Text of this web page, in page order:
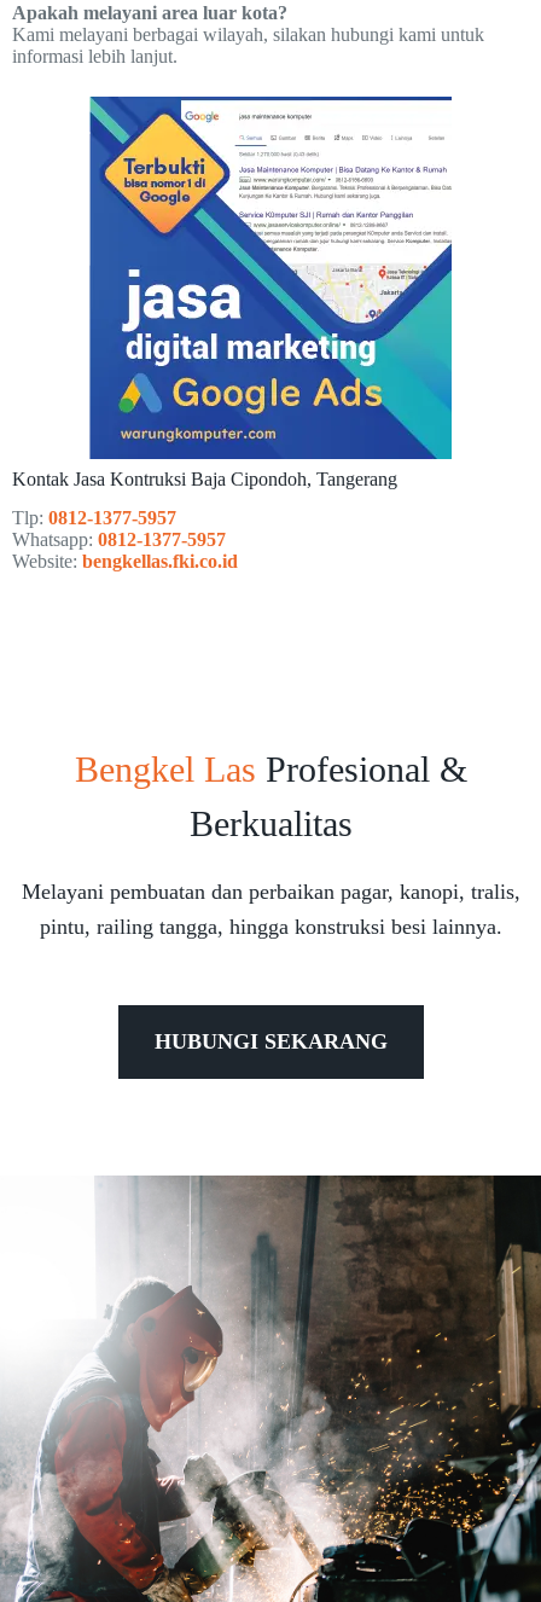
Apakah melayani area luar kota?
Kami melayani berbagai wilayah, silakan hubungi kami untuk
informasi lebih lanjut.
Kontak Jasa Kontruksi Baja Cipondoh, Tangerang
Tlp: 0812-1377-5957
Whatsapp: 0812-1377-5957
Website: bengkellas.fki.co.id
Bengkel Las Profesional &
Berkualitas
Melayani pembuatan dan perbaikan pagar, kanopi, tralis,
pintu, railing tangga, hingga konstruksi besi lainnya.
HUBUNGI SEKARANG